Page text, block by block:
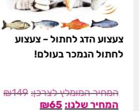
צעצוע הדג לחתול – צעצוע
לחתול הנמכר בעולם!
₪149
₪65